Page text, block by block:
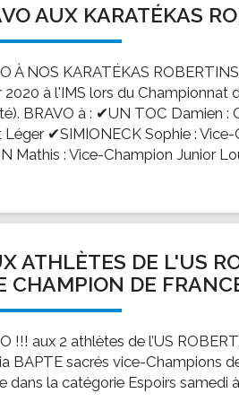
EMPLOI
Offres d'emploi
SOCIAL-SOLIDARITÉ
Le Centre Communal d'Action
Les aides sociales
Logement
Bornes de collecte de l'ACISE
locale
et le lycée
local des jeunes
scolaire
maternelles et primaire
famille
maternelles
AUX KARATÉKAS
À NOS KARATÉKAS
2020 à l'IMS lors du Championnat
BRAVO à : ✔UN TOC Damien :
Léger ✔SIMIONECK Sophie :
Mathis : Vice-Champion Junior
ATHLÈTES DE L'US
CHAMPION DE
!!! aux 2 athlètes de l’US
BAPTE sacrés vice-Champions
dans la catégorie Espoirs samedi